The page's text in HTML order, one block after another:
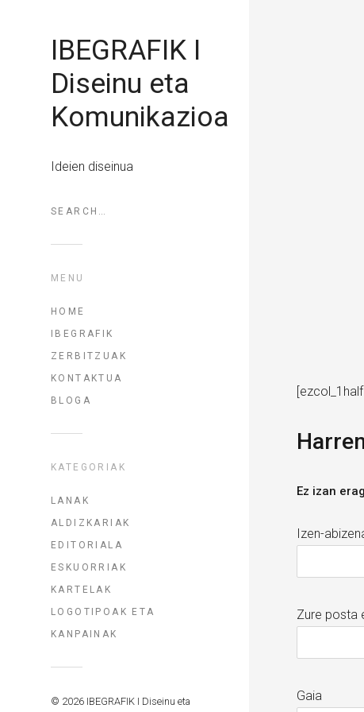
IBEGRAFIK I
Diseinu eta
Komunikazioa
Ideien diseinua
MENU
HOME
IBEGRAFIK
ZERBITZUAK
KONTAKTUA
BLOGA
KATEGORIAK
LANAK
ALDIZKARIAK
EDITORIALA
ESKUORRIAK
KARTELAK
LOGOTIPOAK ETA
KANPAINAK
© 2026 IBEGRAFIK I Diseinu eta
Ez izan
Izen-
Zure posta
Gaia